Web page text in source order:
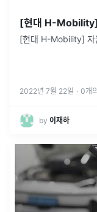
[현대 H-Mobility]
[현대 H-Mobility] 자
2022년 7월 22일 · 0개
by 이재하